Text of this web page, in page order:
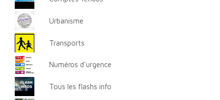
Urbanisme
Transports
Numéros d'urgence
Tous les flashs info